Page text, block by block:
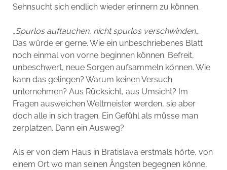
Sehnsucht sich endlich wieder erinnern zu können.
„Spurlos auftauchen, nicht spurlos verschwinden„.
Das würde er gerne. Wie ein unbeschriebenes Blatt
noch einmal von vorne beginnen können. Befreit,
unbeschwert, neue Sorgen aufsammeln können. Wie
kann das gelingen? Warum keinen Versuch
unternehmen? Aus Rücksicht, aus Umsicht? Im
Fragen ausweichen Weltmeister werden, sie aber
doch alle in sich tragen. Ein Gefühl als müsse man
zerplatzen. Dann ein Ausweg?
Als er von dem Haus in Bratislava erstmals hörte, von
einem Ort wo man seinen Ängsten begegnen könne,